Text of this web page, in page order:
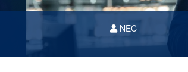
transformação digital no
isso, esse é um segmento
NEC